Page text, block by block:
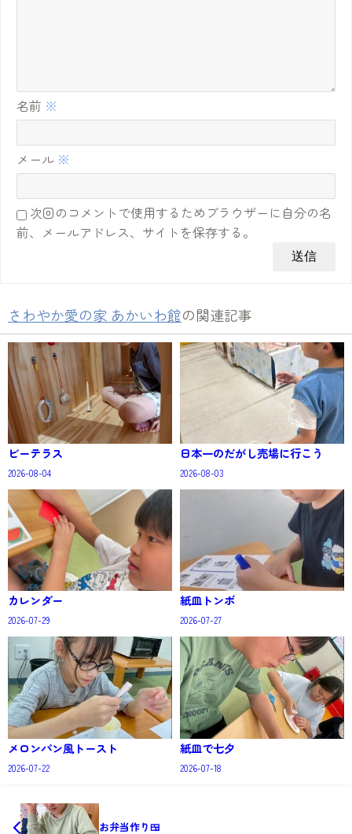
名前 ※
メール ※
次回のコメントで使用するためブラウザーに自分の名
前、メールアドレス、サイトを保存する。
さわやか愛の家 あかいわ館の関連記事
ビーテラス
2026-08-04
日本一のだがし売場に行こう
2026-08-03
カレンダー
2026-07-29
紙皿トンボ
2026-07-27
メロンパン風トースト
2026-07-22
紙皿で七夕
2026-07-18
お弁当作り🍱